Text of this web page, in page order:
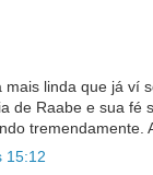
mais linda que já ví
de Raabe e sua fé
tremendamente.
15:12